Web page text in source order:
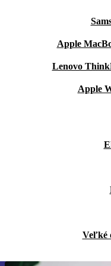
Apple
Lenovo
Apple
Veľké